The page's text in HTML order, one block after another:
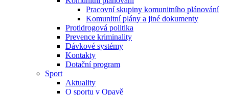
Pracovní skupiny komunitního plánování
Komunitní plány a jiné dokumenty
Protidrogová politika
Prevence kriminality
Dávkové systémy
Kontakty
Dotační program
Sport
Aktuality
O sportu v Opavě